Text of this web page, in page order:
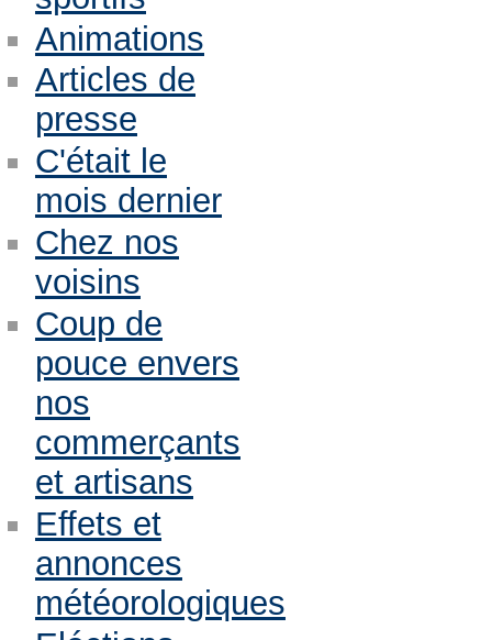
Animations
Articles de
presse
C'était le
mois dernier
Chez nos
voisins
Coup de
pouce envers
nos
commerçants
et artisans
Effets et
annonces
météorologiques